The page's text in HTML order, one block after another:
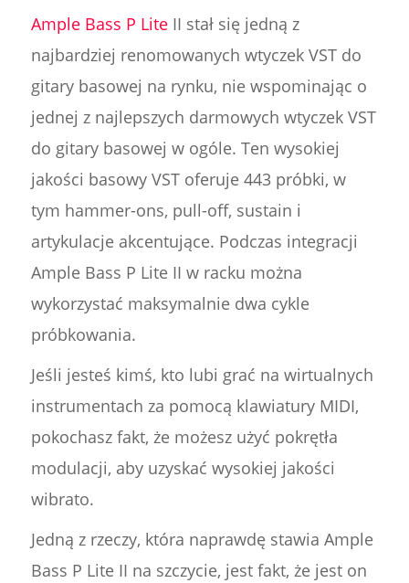
Ample Bass P LiteII stał się jedną z
najbardziej renomowanych wtyczek VST do
gitary basowej na rynku, nie wspominając o
jednej z najlepszych darmowych wtyczek VST
do gitary basowej w ogóle. Ten wysokiej
jakości basowy VST oferuje 443 próbki, w
tym hammer-ons, pull-off, sustain i
artykulacje akcentujące. Podczas integracji
Ample Bass P Lite II w racku można
wykorzystać maksymalnie dwa cykle
próbkowania.
Jeśli jesteś kimś, kto lubi grać na wirtualnych
instrumentach za pomocą klawiatury MIDI,
pokochasz fakt, że możesz użyć pokrętła
modulacji, aby uzyskać wysokiej jakości
wibrato.
Jedną z rzeczy, która naprawdę stawia Ample
Bass P Lite II na szczycie, jest fakt, że jest on